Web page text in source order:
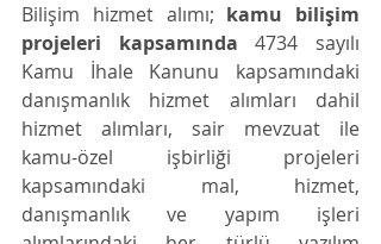
Bilişim hizmet alımı; kamu bilişim
projeleri kapsamında 4734 sayılı
Kamu İhale Kanunu kapsamındaki
danışmanlık hizmet alımları dahil
hizmet alımları, sair mevzuat ile
kamu-özel işbirliği projeleri
kapsamındaki mal, hizmet,
danışmanlık ve yapım işleri